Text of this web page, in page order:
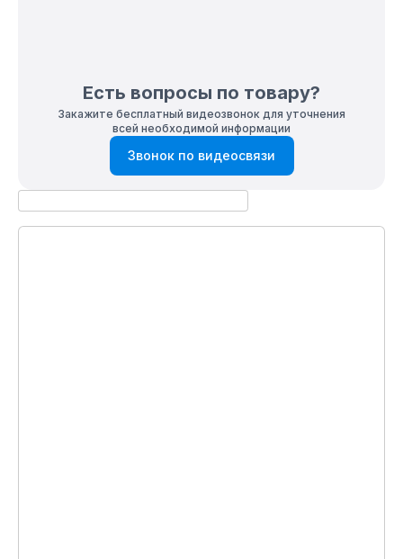
Есть вопросы по товару?
Закажите бесплатный видеозвонок для уточнения
всей необходимой информации
Звонок по видеосвязи